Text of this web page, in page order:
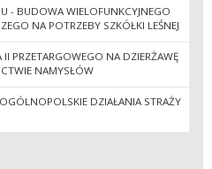
- BUDOWA WIELOFUNKCYJNEGO
NA POTRZEBY SZKÓŁKI LEŚNEJ
PRZETARGOWEGO NA DZIERŻAWĘ
NAMYSŁÓW
DZIAŁANIA STRAŻY